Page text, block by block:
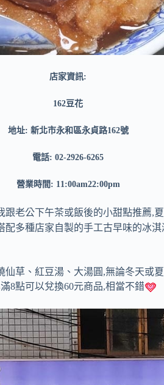
店家資訊:
162豆花
地址: 新北市永和區永貞路162號
電話: 02-2926-6265
營業時間: 11:00am22:00pm
跟老公下午茶或飯後的小甜點推薦,
配多種店家自製的手工古早味的冰
仙草、紅豆湯、大湯圓,無論冬天或
8點可以兌換60元商品,相當不錯